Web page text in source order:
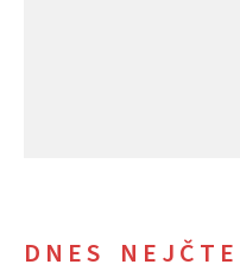
DNES